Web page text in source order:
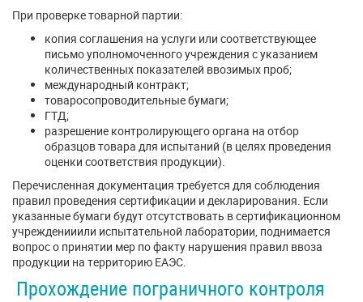
При проверке товарной партии:
копия соглашения на услуги или соответствующее
письмо уполномоченного учреждения с указанием
количественных показателей ввозимых проб;
международный контракт;
товаросопроводительные бумаги;
ГТД;
разрешение контролирующего органа на отбор
образцов товара для испытаний (в целях проведения
оценки соответствия продукции).
Перечисленная документация требуется для соблюдения
правил проведения сертификации и декларирования. Если
указанные бумаги будут отсутствовать в сертификационном
учрежденииили испытательной лаборатории, поднимается
вопрос о принятии мер по факту нарушения правил ввоза
продукции на территорию ЕАЭС.
Прохождение пограничного контроля